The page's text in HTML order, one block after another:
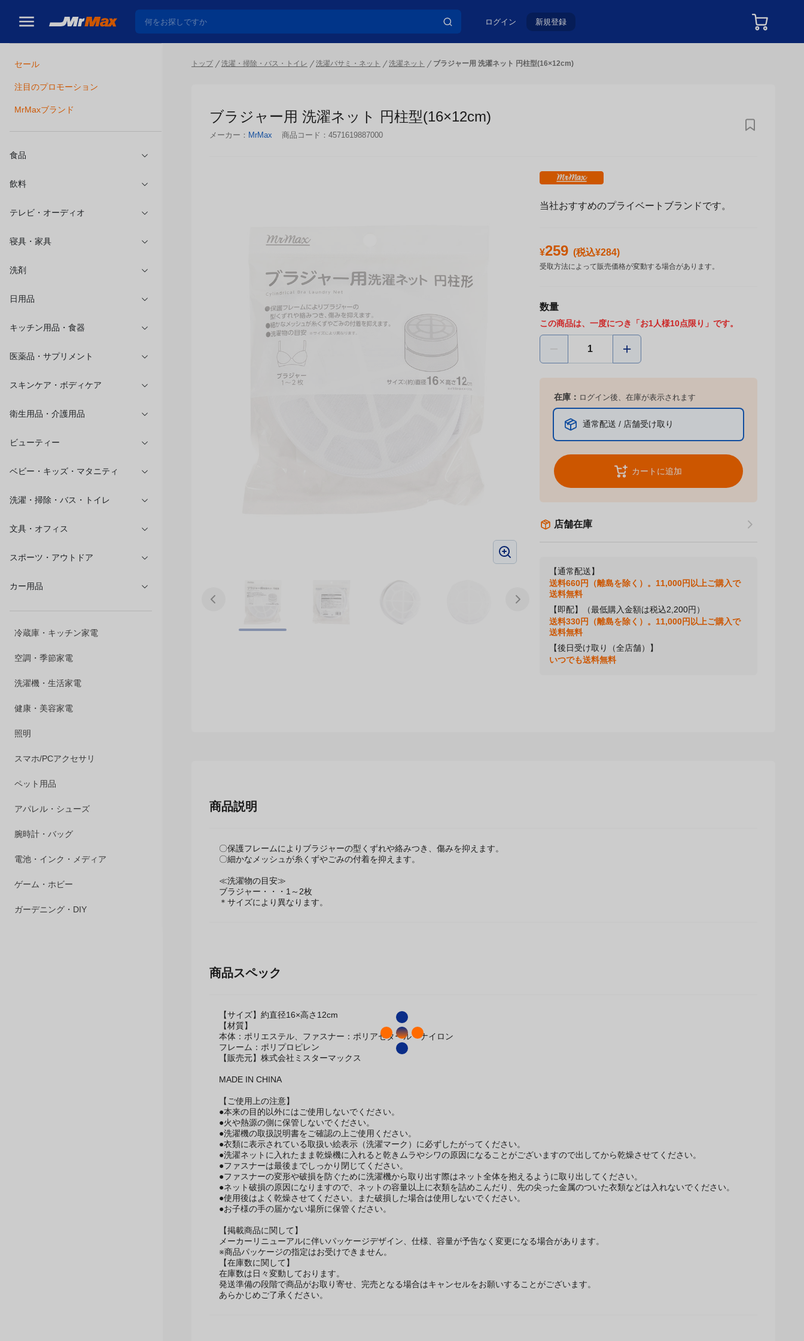
ログイン 新規登録
セール
注目のプロモーション
MrMaxブランド
食品
飲料
洗濯・掃除・バス・トイレ
文具・オフィス
スポーツ・アウトドア
カー用品
冷蔵庫・キッチン家電
空調・季節家電
洗濯機・生活家電
トップ 洗濯・掃除・バス・トイレ 洗濯バサミ・ネット 洗濯ネット ブラジャー用 洗濯ネット 円柱型(16×12cm)
ブラジャー用 洗濯ネット 円柱型(16×12cm)
メーカー： MrMax 商品コード： 4571619887000
当社おすすめのプライベートブランドです。
¥259 (税込¥284)
受取方法によって販売価格が変動する場合があります。
数量
この商品は、一度につき「お1人様10点限り」です。
在庫： ログイン後、在庫が表示されます
通常配送 / 店舗受け取り
カートに追加
店舗在庫
【通常配送】
送料660円（離島を除く）。11,000円以上ご購入で
送料無料
【即配】（最低購入金額は税込2,200円）
送料330円（離島を除く）。11,000円以上ご購入で
送料無料
【後日受け取り（全店舗）】
〇保護フレームによりブラジャーの型くずれや絡みつき、傷みを抑えます。
≪洗濯物の目安≫
ブラジャー・・・1～2枚
【サイズ】約直径16×高さ12cm
【材質】
本体：ポリエステル、ファスナー：ポリアセタール・ナイロン
フレーム：ポリプロピレン
【ご使用上の注意】
●本来の目的以外にはご使用しないでください。
●火や熱源の側に保管しないでください。
●洗濯機の取扱説明書をご確認の上ご使用ください。
●衣類に表示されている取扱い絵表示（洗濯マーク）に必ずしたがってください。
●洗濯ネットに入れたまま乾燥機に入れると乾きムラやシワの原因になることがございますので出してから乾燥させてください。
●ファスナーは最後までしっかり閉じてください。
●ファスナーの変形や破損を防ぐために洗濯機から取り出す際はネット全体を抱えるように取り出してください。
●ネット破損の原因になりますので、ネットの容量以上に衣類を詰めこんだり、先の尖った金属のついた衣類などは入れないでください。
●使用後はよく乾燥させてください。また破損した場合は使用しないでください。
【掲載商品に関して】
メーカーリニューアルに伴いパッケージデザイン、仕様、容量が予告なく変更になる場合があります。
※商品パッケージの指定はお受けできません。
【在庫数に関して】
在庫数は日々変動しております。
発送準備の段階で商品がお取り寄せ、完売となる場合はキャンセルをお願いすることがございます。